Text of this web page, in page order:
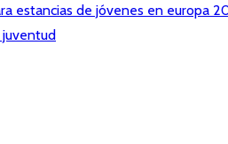
estancias de jóvenes en europa